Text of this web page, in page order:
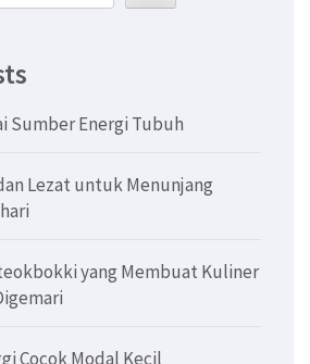
Sumber Energi Tubuh
Lezat untuk Menunjang
yang Membuat Kuliner
Cocok Modal Kecil